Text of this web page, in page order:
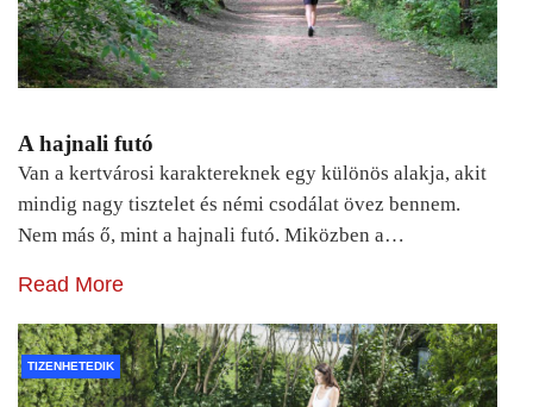
A hajnali futó
Van a kertvárosi karaktereknek egy különös alakja, akit
mindig nagy tisztelet és némi csodálat övez bennem.
Nem más ő, mint a hajnali futó. Miközben a…
Read More
TIZENHETEDIK